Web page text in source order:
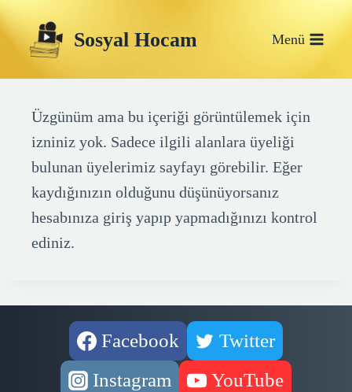
Skip
to
content
Sosyal Hocam Menü
Üzgünüm ama bu içeriği görüntülemek için
izniniz yok. Sadece ilgili alanlara üyeliği
bulunan üyelerimiz sayfayı görebilir. Eğer
kaydığınızın olduğunu düşünüyorsanız
hesabınıza giriş yapıp yapmadığınızı kontrol
ediniz.
Facebook
Twitter
Instagram
YouTube